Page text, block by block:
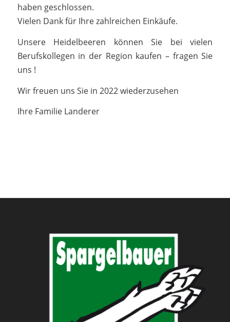
haben geschlossen.
Vielen Dank für Ihre zahlreichen Einkäufe.
Unsere Heidelbeeren können Sie bei vielen
Berufskollegen in der Region kaufen – fragen Sie
uns !
Wir freuen uns Sie in 2022 wiederzusehen
Ihre Familie Landerer